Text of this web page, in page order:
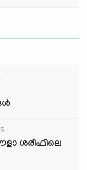
ശരീഫിലെ